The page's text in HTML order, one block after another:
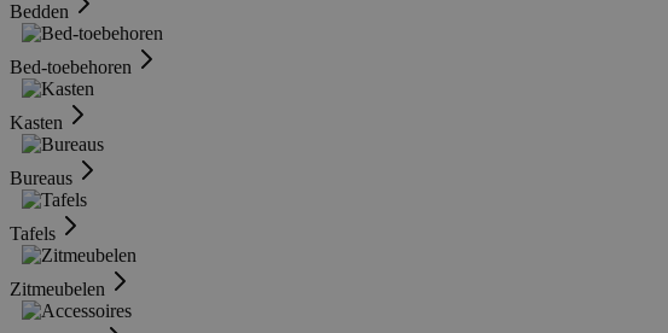
Bedden
Bed-toebehoren
Kasten
Bureaus
Tafels
Zitmeubelen